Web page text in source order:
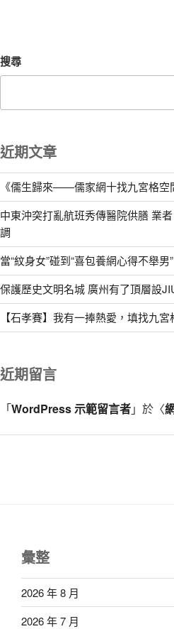
搜尋
近期文章
《儒生歸來——儒家網十找九宮格空
中東沖突打亂航班秀傳醫院供膳 業
調
當“紋身女”碰到“喜包養網心得不舉男
保護歷史文明名城 廣州有了頂層設
【石孝賽】我有一捧熱愛，填找九宮
近期留言
「WordPress 示範留言者」於〈
彙整
2026 年 8 月
2026 年 7 月